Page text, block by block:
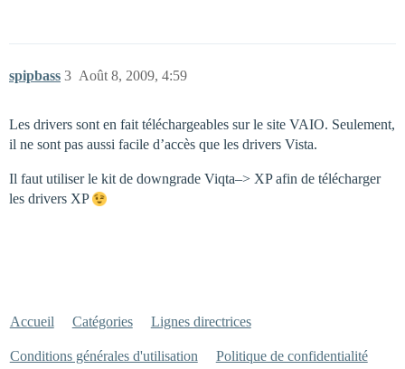
spipbass Août 8, 2009, 4:59
3
Les drivers sont en fait téléchargeables sur le site VAIO. Seulement,
il ne sont pas aussi facile d’accès que les drivers Vista.
Il faut utiliser le kit de downgrade Viqta–> XP afin de télécharger
les drivers XP
Accueil Catégories Lignes directrices
Conditions générales d'utilisation Politique de confidentialité